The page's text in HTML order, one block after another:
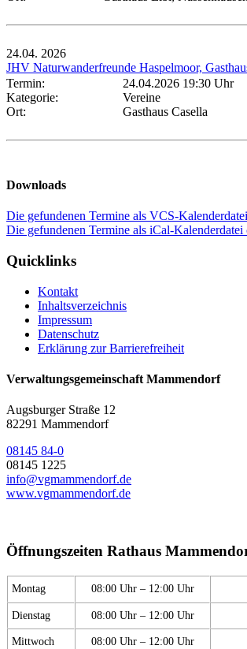
24.04. 2026
JHV Naturwanderfreunde Haspelmoor,
Termin:
24.04.2026 19:30 Uhr
Kategorie:
Vereine
Ort:
Gasthaus Casella
Downloads
Die gefundenen Termine als VCS-
Die gefundenen Termine als iCal-
Quicklinks
Kontakt
Inhaltsverzeichnis
Impressum
Datenschutz
Erklärung zur Barrierefreiheit
Verwaltungsgemeinschaft Mammendorf
Augsburger Straße 12
82291 Mammendorf
08145 84-0
08145 1225
info@vgmammendorf.de
www.vgmammendorf.de
Öffnungszeiten Rathaus
Montag 08:00 Uhr – 12:00 Uhr
Dienstag 08:00 Uhr – 12:00 Uhr
Mittwoch 08:00 Uhr – 12:00 Uhr